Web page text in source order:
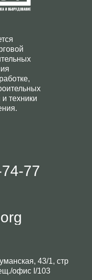
техники
77
43/1, стр
офис I/103